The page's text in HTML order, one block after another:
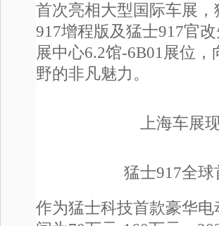
首次亮相大型国际车展
917增程版及猛士917官
展中心6.2馆-6B01展位
野的非凡魅力。
上海车展
猛士917全
作为猛士科技首款豪华